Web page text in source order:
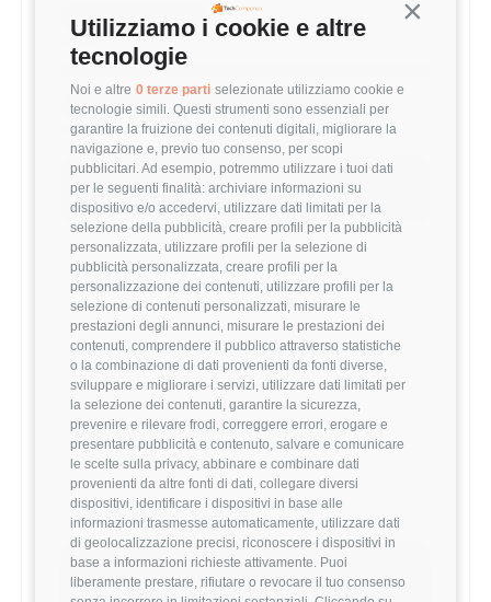
Continua
Utilizziamo i cookie e altre
tecnologie
Noi e altre 0 terze parti selezionate utilizziamo cookie e
tecnologie simili. Questi strumenti sono essenziali per
garantire la fruizione dei contenuti digitali, migliorare la
navigazione e, previo tuo consenso, per scopi
pubblicitari. Ad esempio, potremmo utilizzare i tuoi dati
per le seguenti finalità: archiviare informazioni su
dispositivo e/o accedervi, utilizzare dati limitati per la
selezione della pubblicità, creare profili per la pubblicità
personalizzata, utilizzare profili per la selezione di
pubblicità personalizzata, creare profili per la
personalizzazione dei contenuti, utilizzare profili per la
selezione di contenuti personalizzati, misurare le
prestazioni degli annunci, misurare le prestazioni dei
contenuti, comprendere il pubblico attraverso statistiche
o la combinazione di dati provenienti da fonti diverse,
sviluppare e migliorare i servizi, utilizzare dati limitati per
la selezione dei contenuti, garantire la sicurezza,
prevenire e rilevare frodi, correggere errori, erogare e
presentare pubblicità e contenuto, salvare e comunicare
le scelte sulla privacy, abbinare e combinare dati
provenienti da altre fonti di dati, collegare diversi
dispositivi, identificare i dispositivi in base alle
informazioni trasmesse automaticamente, utilizzare dati
di geolocalizzazione precisi, riconoscere i dispositivi in
base a informazioni richieste attivamente. Puoi
liberamente prestare, rifiutare o revocare il tuo consenso
QUESTO STIPENDIO
35.000 €
MEDIA ENGINEERING MANAGER (1-3 ANNI)
53,360 €
Questo stipendio è al
-34.41% rispetto alla media
Statistiche
Campione
725 stipendi
Esperienza
1-3 anni
Vuoi comparare il tuo